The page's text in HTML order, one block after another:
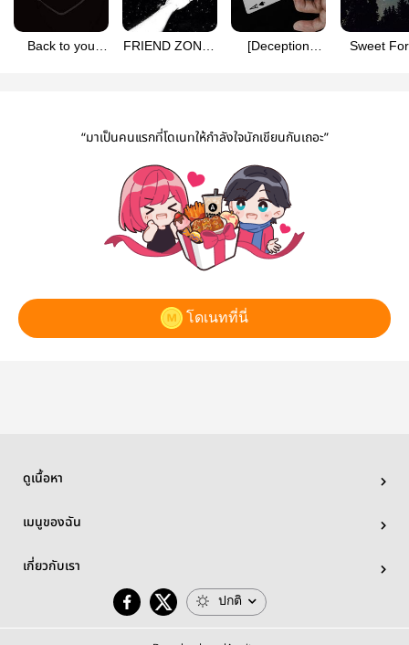
Back to you
FRIEND ZONE |
[Deception
Sweet
“มาเป็นคนแรกที่โดเนทให้กำลังใจนักเขียนกันเถอะ”
โดเนทที่นี่
ดูเนื้อหา
เมนูของฉัน
เกี่ยวกับเรา
ปกติ